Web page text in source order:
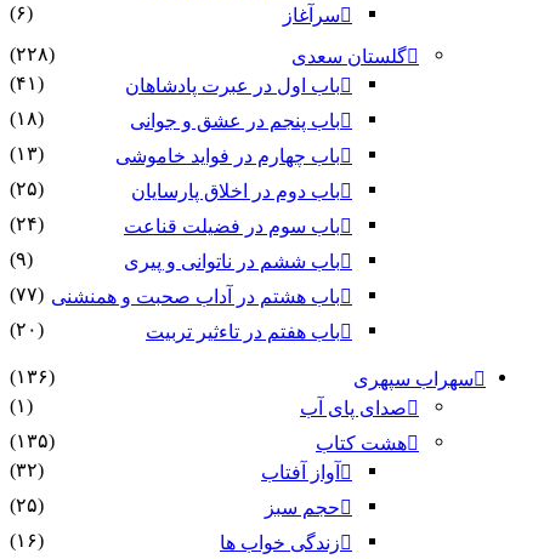
سرآغاز
(۶)
گلستان سعدی
(۲۲۸)
باب اول در عبرت پادشاهان
(۴۱)
باب پنجم در عشق و جوانى
(۱۸)
باب چهارم در فواید خاموشى
(۱۳)
باب دوم در اخلاق پارسایان
(۲۵)
باب سوم در فضیلت قناعت
(۲۴)
باب ششم در ناتوانى و پیرى
(۹)
باب هشتم در آداب صحبت و همنشنى (۷۷)
باب هفتم در تاءثیر تربیت
(۲۰)
سهراب سپهری
(۱۳۶)
صدای پای آب
(۱)
هشت کتاب
(۱۳۵)
آواز آفتاب
(۳۲)
حجم سبز
(۲۵)
زندگی خواب ها
(۱۶)